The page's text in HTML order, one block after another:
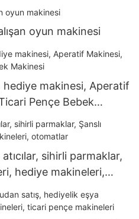
oyun makinesi
hediye makinesi, Aperatif
Pençe Bebek
sihirli parmaklar,
hediye makineleri,